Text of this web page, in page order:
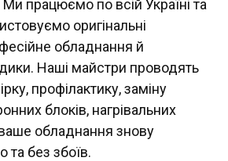
працюємо по всій Україні та
оригінальні
обладнання й
Наші майстри проводять
профілактику, заміну
блоків, нагрівальних
обладнання знову
та без збоїв.